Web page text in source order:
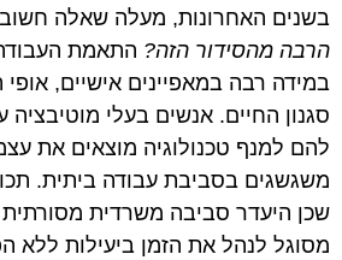
בשנים האחרונות, מעלה שאלה
הרבה מהסידור הזה? התאמת
במידה רבה במאפיינים אישיים,
סגנון החיים. אנשים בעלי
להם למנף טכנולוגיה מוצאים את
משגשגים בסביבת עבודה ביתית.
שכן היעדר סביבה משרדית מסורתית
מסוגל לנהל את הזמן ביעילות ללא